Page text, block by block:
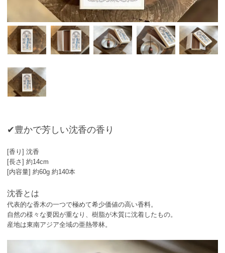
✔︎豊かで芳しい沈香の香り
[香り] 沈香
[長さ] 約14cm
[内容量] 約60g 約140本
沈香とは
代表的な香木の一つで極めて希少価値の高い香料。
自然の様々な要因が重なり、樹脂が木質に沈着したもの。
産地は東南アジア全域の亜熱帯林。